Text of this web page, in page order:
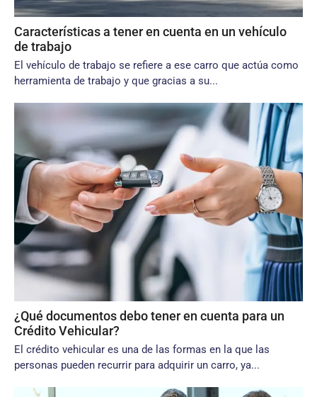
Características a tener en cuenta en un vehículo
de trabajo
El vehículo de trabajo se refiere a ese carro que actúa como
herramienta de trabajo y que gracias a su...
¿Qué documentos debo tener en cuenta para un
Crédito Vehicular?
El crédito vehicular es una de las formas en la que las
personas pueden recurrir para adquirir un carro, ya...